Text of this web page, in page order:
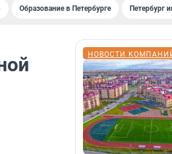
Образование в Петербурге Петербург
НОВОСТИ